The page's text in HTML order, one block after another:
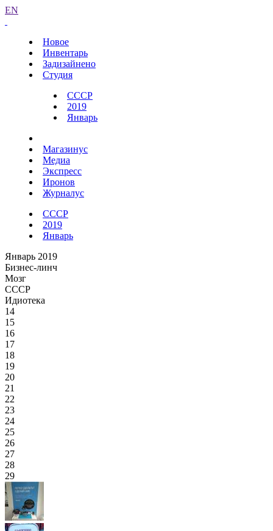
EN
Новое
Инвентарь
Задизайнено
Студия
СССР
2019
Январь
Магазинус
Медиа
Экспресс
Иронов
Журналус
СССР
2019
Январь
Январь 2019
Бизнес-линч
Мозг
СССР
Идиотека
14
15
16
17
18
19
20
21
22
23
24
25
26
27
28
29